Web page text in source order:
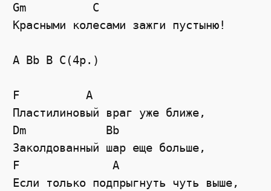
Gm          C
Красными колесами зажги пустыню!
A Bb B C(4р.)
F          A
Пластилиновый враг уже ближе,
Dm            Bb
Заколдованный шар еще больше,
F              A
Если только подпрыгнуть чуть выше,